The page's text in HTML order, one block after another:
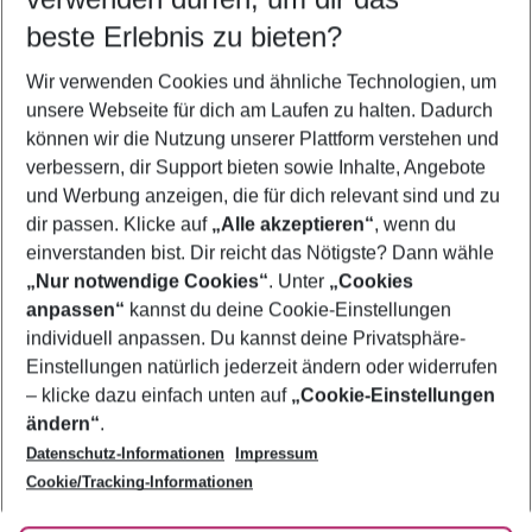
5-8 Nächte
2 Erwachsene Keine Kinder
Mehr Filter anzeigen
Footer
Footer navigation
Über uns
AGB
Bestpreisgarantie
Cookie-Einstellungen ändern
Cookie-Richtlinie
Agenturbetreuung
Barrierefreies Reisen
Folge uns
beste Erlebnis zu bieten?
Wir verwenden Cookies und ähnliche Technologien, um
unsere Webseite für dich am Laufen zu halten. Dadurch
können wir die Nutzung unserer Plattform verstehen und
verbessern, dir Support bieten sowie Inhalte, Angebote
und Werbung anzeigen, die für dich relevant sind und zu
dir passen. Klicke auf „Alle akzeptieren“, wenn du
einverstanden bist. Dir reicht das Nötigste? Dann wähle
„Nur notwendige Cookies“. Unter „Cookies
anpassen“ kannst du deine Cookie-Einstellungen
individuell anpassen. Du kannst deine Privatsphäre-
Einstellungen natürlich jederzeit ändern oder widerrufen
– klicke dazu einfach unten auf „Cookie-Einstellungen
ändern“.
Datenschutz-Informationen
Impressum
Cookie/Tracking-Informationen